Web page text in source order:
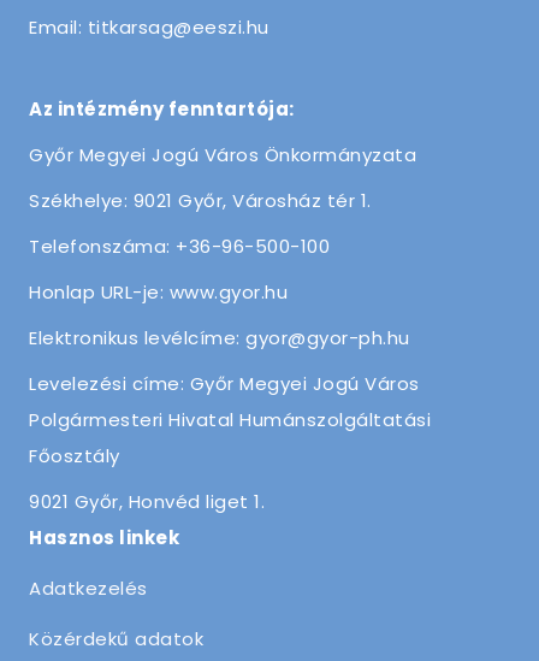
Email: titkarsag@eeszi.hu
Az intézmény fenntartója:
Győr Megyei Jogú Város Önkormányzata
Székhelye: 9021 Győr, Városház tér 1.
Telefonszáma: +36-96-500-100
Honlap URL-je: www.gyor.hu
Elektronikus levélcíme: gyor@gyor-ph.hu
Levelezési címe: Győr Megyei Jogú Város
Polgármesteri Hivatal Humánszolgáltatási
Főosztály
9021 Győr, Honvéd liget 1.
Hasznos linkek
Adatkezelés
Közérdekű adatok